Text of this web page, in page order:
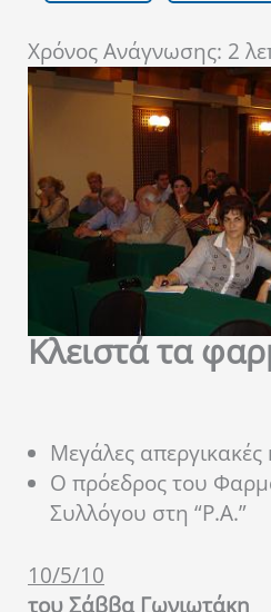
Χρόνος Ανάγνωσης: 2
Κλειστά τα
Μεγάλες απεργικακές
Ο πρόεδρος του
Συλλόγου στη “Ρ.Α.”
10/5/10
του Σάββα Γωνιωτάκη